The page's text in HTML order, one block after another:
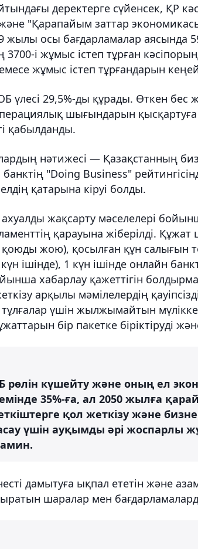
деректерге сүйенсек, ҚР
"Қарапайым заттар
жылы осы бағдарламалар
3700-і жұмыс істеп тұрған
жұмыс істеп тұрғандарын
29,5%-ды құрады. Өткен бес
шығындарын
қабылданды.
нәтижесі — Қазақстанның
"Doing Business"
қатарына кіруі болды.
ахуалды жақсарту мәселелері
қарауына жіберілді. Құжат
жою), қосылған құн салығын
ішінде), 1 күн ішінде онлайн
хабарлау қажеттігін
арқылы мәмілелердің
үшін жылжымайтын
бір пакетке біріктіруді
күшейту және оның ел
35%-ға, ал 2050 жылға қарай
қол жеткізу және
үшін ауқымды әрі жоспарлы
дамытуға ықпал ететін және
шаралар мен